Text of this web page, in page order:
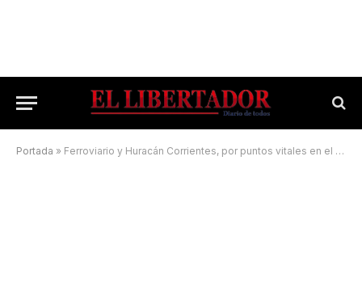
Portada » Ferroviario y Huracán Corrientes, por puntos vitales en el estadio «rutero»